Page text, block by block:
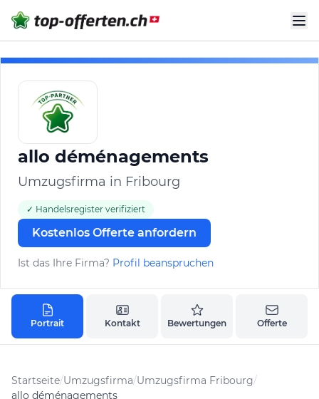
allo déménagements
Umzugsfirma in Fribourg
✓ Handelsregister verifiziert
Kostenlos Offerte anfordern
Ist das Ihre Firma? Profil beanspruchen
Portrait Kontakt Bewertungen Offerte
Startseite/Umzugsfirma/Umzugsfirma Fribourg/
allo déménagements